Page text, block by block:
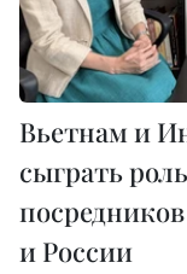
Вьетнам и
сыграть
и России